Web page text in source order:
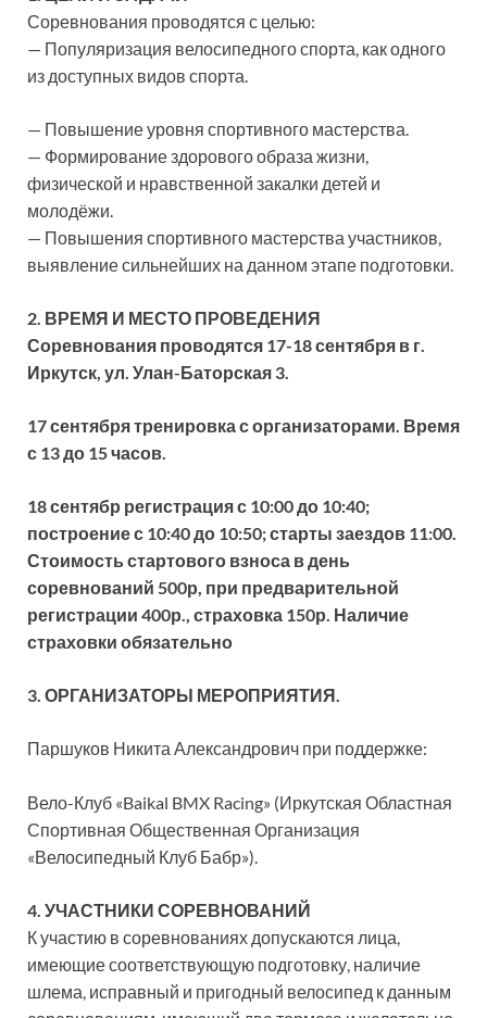
Соревнования проводятся с целью:
— Популяризация велосипедного спорта, как одного
из доступных видов спорта.
— Повышение уровня спортивного мастерства.
— Формирование здорового образа жизни,
физической и нравственной закалки детей и
молодёжи.
— Повышения спортивного мастерства участников,
выявление сильнейших на данном этапе подготовки.
2. ВРЕМЯ И МЕСТО ПРОВЕДЕНИЯ
Соревнования проводятся 17-18 сентября в г.
Иркутск, ул. Улан-Баторская 3.
17 сентября тренировка с организаторами. Время
с 13 до 15 часов.
18 сентябр регистрация с 10:00 до 10:40;
построение с 10:40 до 10:50; старты заездов 11:00.
Стоимость стартового взноса в день
соревнований 500р, при предварительной
регистрации 400р., страховка 150р. Наличие
страховки обязательно
3. ОРГАНИЗАТОРЫ МЕРОПРИЯТИЯ.
Паршуков Никита Александрович при поддержке:
Вело-Клуб «Baikal BMX Racing» (Иркутская Областная
Спортивная Общественная Организация
«Велосипедный Клуб Бабр»).
4. УЧАСТНИКИ СОРЕВНОВАНИЙ
К участию в соревнованиях допускаются лица,
имеющие соответствующую подготовку, наличие
шлема, исправный и пригодный велосипед к данным